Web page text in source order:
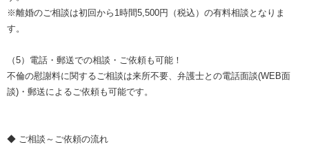
※離婚のご相談は初回から1時間5,500円（税込）の有料相談となりま
す。
（5）電話・郵送での相談・ご依頼も可能！
不倫の慰謝料に関するご相談は来所不要、弁護士との電話面談(WEB面
談)・郵送によるご依頼も可能です。
◆ ご相談～ご依頼の流れ